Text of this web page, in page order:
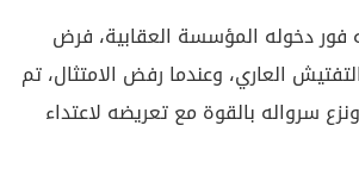
فور دخوله المؤسسة العقابية، فرض
العاري، وعندما رفض الامتثال، تم
سرواله بالقوة مع تعريضه لاعتداء